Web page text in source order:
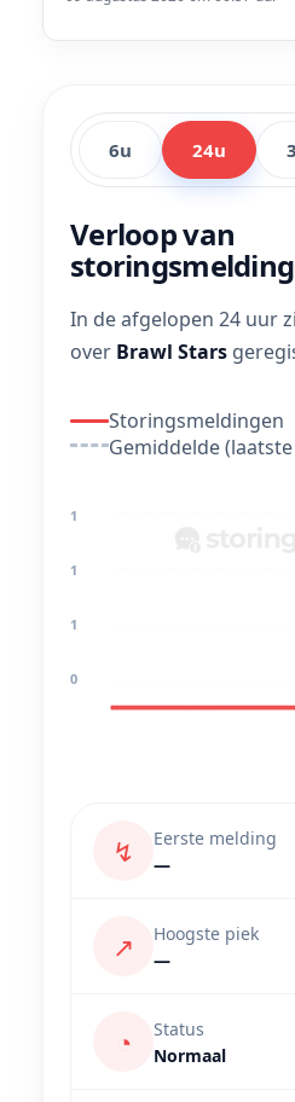
6u 24u
Verloop van
In de afgelopen 24 uur
over Brawl Stars
Storingsmeldingen
Gemiddelde
1
1
1
0
↯
Eerste melding
—
↗
Hoogste piek
—
◔
Status
Normaal